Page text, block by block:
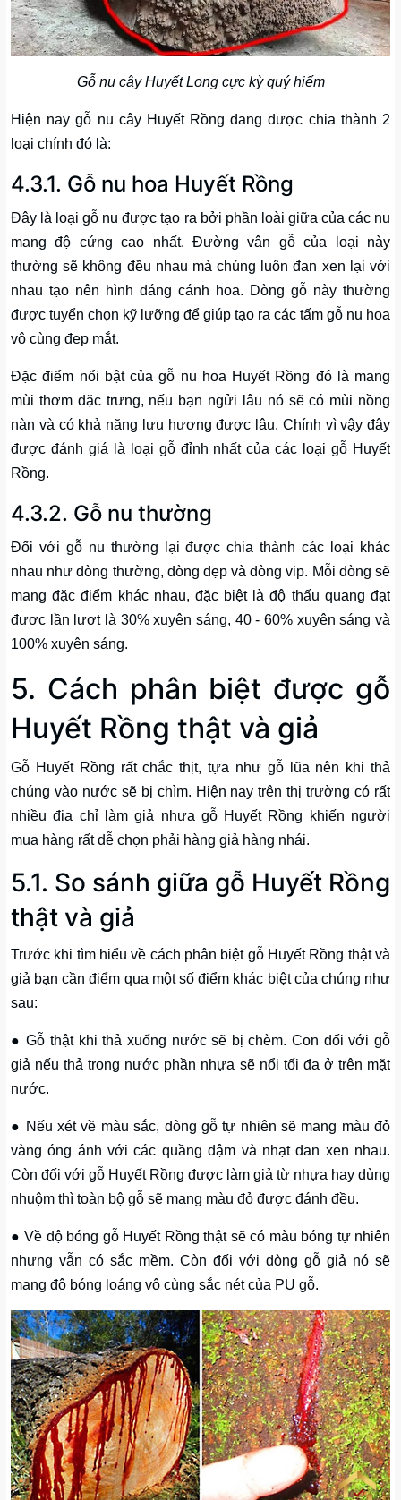
Gỗ nu cây Huyết Long cực kỳ quý hiếm
Hiện nay gỗ nu cây Huyết Rồng đang được chia thành 2
loại chính đó là:
4.3.1. Gỗ nu hoa Huyết Rồng
Đây là loại gỗ nu được tạo ra bởi phần loài giữa của các nu
mang độ cứng cao nhất. Đường vân gỗ của loại này
thường sẽ không đều nhau mà chúng luôn đan xen lại với
nhau tạo nên hình dáng cánh hoa. Dòng gỗ này thường
được tuyển chọn kỹ lưỡng để giúp tạo ra các tấm gỗ nu hoa
vô cùng đẹp mắt.
Đặc điểm nổi bật của gỗ nu hoa Huyết Rồng đó là mang
mùi thơm đặc trưng, nếu bạn ngửi lâu nó sẽ có mùi nồng
nàn và có khả năng lưu hương được lâu. Chính vì vậy đây
được đánh giá là loại gỗ đỉnh nhất của các loại gỗ Huyết
Rồng.
4.3.2. Gỗ nu thường
Đối với gỗ nu thường lại được chia thành các loại khác
nhau như dòng thường, dòng đẹp và dòng vip. Mỗi dòng sẽ
mang đặc điểm khác nhau, đặc biệt là độ thấu quang đạt
được lần lượt là 30% xuyên sáng, 40 - 60% xuyên sáng và
100% xuyên sáng.
5. Cách phân biệt được gỗ
Huyết Rồng thật và giả
Gỗ Huyết Rồng rất chắc thịt, tựa như gỗ lũa nên khi thả
chúng vào nước sẽ bị chìm. Hiện nay trên thị trường có rất
nhiều địa chỉ làm giả nhựa gỗ Huyết Rồng khiến người
mua hàng rất dễ chọn phải hàng giả hàng nhái.
5.1. So sánh giữa gỗ Huyết Rồng
thật và giả
Trước khi tìm hiểu về cách phân biệt gỗ Huyết Rồng thật và
giả bạn cần điểm qua một số điểm khác biệt của chúng như
sau:
● Gỗ thật khi thả xuống nước sẽ bị chèm. Con đối với gỗ
giả nếu thả trong nước phần nhựa sẽ nổi tối đa ở trên mặt
nước.
● Nếu xét về màu sắc, dòng gỗ tự nhiên sẽ mang màu đỏ
vàng óng ánh với các quầng đậm và nhạt đan xen nhau.
Còn đối với gỗ Huyết Rồng được làm giả từ nhựa hay dùng
nhuộm thì toàn bộ gỗ sẽ mang màu đỏ được đánh đều.
● Về độ bóng gỗ Huyết Rồng thật sẽ có màu bóng tự nhiên
nhưng vẫn có sắc mềm. Còn đối với dòng gỗ giả nó sẽ
mang độ bóng loáng vô cùng sắc nét của PU gỗ.